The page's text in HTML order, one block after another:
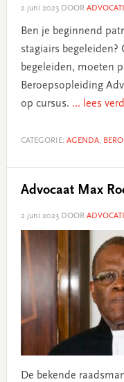
2 juni 2023DOOR
Ben je beginnend
stagiairs begeleiden?
begeleiden, moeten
Beroepsopleiding
op cursus. ... lees
CATEGORIE: AGENDA,
Advocaat Max
2 juni 2023DOOR
De bekende